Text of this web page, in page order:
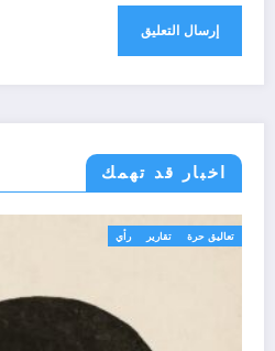
اخبار قد تهمك
تعاليق حرة